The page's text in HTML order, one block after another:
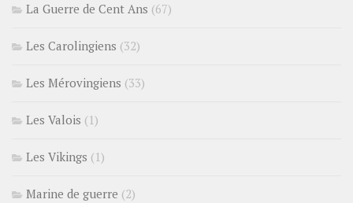
La Guerre de Cent Ans (67)
Les Carolingiens (32)
Les Mérovingiens (33)
Les Valois (1)
Les Vikings (1)
Marine de guerre (2)